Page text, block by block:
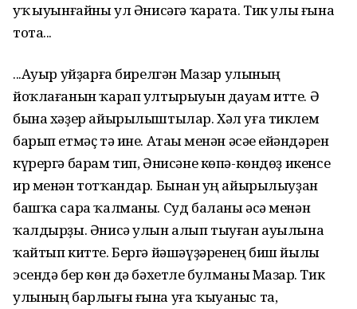
уҡ һыуынғайны ул Әнисәгә ҡарата. Тик улы ғына
тота...
...Ауыр уйҙарға бирелгән Мазһар улының
йоҡлағанын ҡарап ултырыуын дауам итте. Ә
бына хәҙер айырылыштылар. Хәл уға тиклем
барып етмәҫ тә ине. Атаһы менән әсәһе ейәндәрен
күрергә барам тип, Әнисәне көпә-көндөҙ икенсе
ир менән тотҡандар. Бынан һуң айырылыуҙан
башҡа сара ҡалманы. Суд баланы әсә менән
ҡалдырҙы. Әнисә улын алып тыуған ауылына
ҡайтып китте. Бергә йәшәүҙәренең биш йылы
эсендә бер көн дә бәхетле булманы Мазһар. Тик
улының барлығы ғына уға ҡыуаныс та,